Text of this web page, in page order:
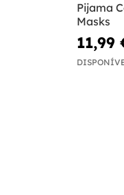
Pijama
Masks
11,99